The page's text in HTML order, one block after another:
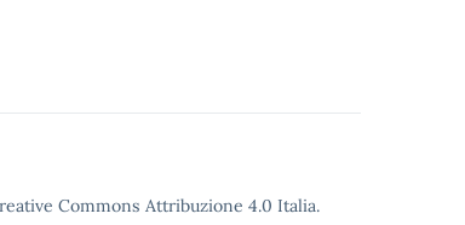
Commons Attribuzione 4.0 Italia.